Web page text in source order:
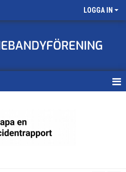
LOGGA IN